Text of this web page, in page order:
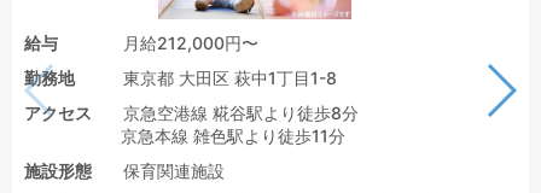
給与
月給212,000円〜
勤務地
東京都 大田区 萩中1丁目1-8
アクセス
京急空港線 糀谷駅より徒歩8分
京急本線 雑色駅より徒歩11分
施設形態
保育関連施設